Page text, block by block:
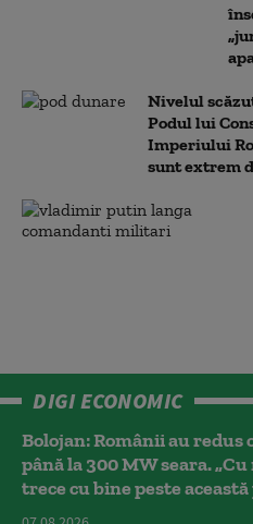
Nivelul
Podul lui
Imperiului
sunt extrem
DIGI ECONOMIC
Bolojan: Românii au redus
până la 300 MW seara.
trece cu bine peste